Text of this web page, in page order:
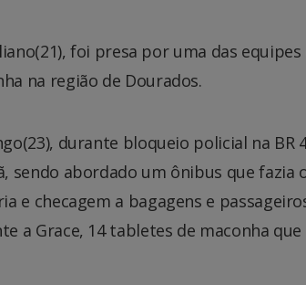
foi presa por uma das
na região de Dourados.
durante bloqueio policial na BR
sendo abordado um ônibus que
e checagem a bagagens e
a Grace, 14 tabletes de maconha